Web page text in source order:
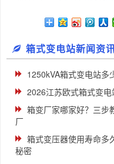
箱式变电站新闻资
1250kVA箱式变电站多
2026江苏欧式箱式变电
箱变厂家哪家好？三步
厂
箱式变压器使用寿命多
秘密